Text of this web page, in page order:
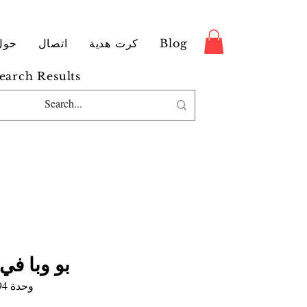
اتصال كرت هدية Blog
Results
بو وبا
وحدة SKU: 9789185365494